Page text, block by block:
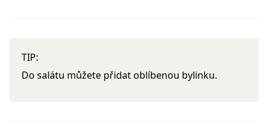
TIP:
Do salátu můžete přidat oblíbenou bylinku.